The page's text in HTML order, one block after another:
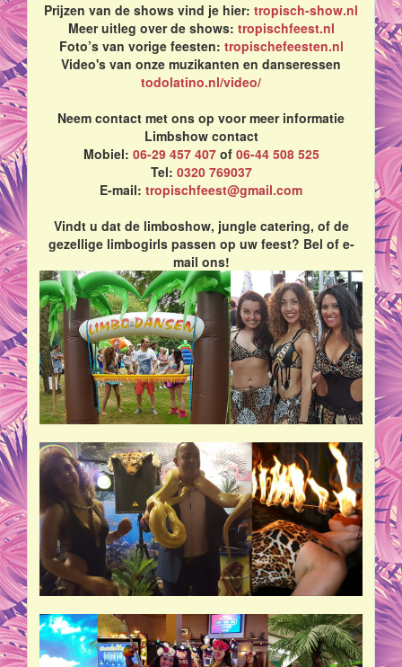
Prijzen van de shows vind je hier: tropisch-show.nl
Meer uitleg over de shows: tropischfeest.nl
Foto’s van vorige feesten: tropischefeesten.nl
Video's van onze muzikanten en danseressen
todolatino.nl/video/
Neem contact met ons op voor meer informatie
Limbshow contact
Mobiel: 06-29 457 407of 06-44 508 525
Tel: 0320 769037
E-mail: tropischfeest@gmail.com
Vindt u dat de limboshow, jungle catering, of de
gezellige limbogirls passen op uw feest? Bel of e-
mail ons!